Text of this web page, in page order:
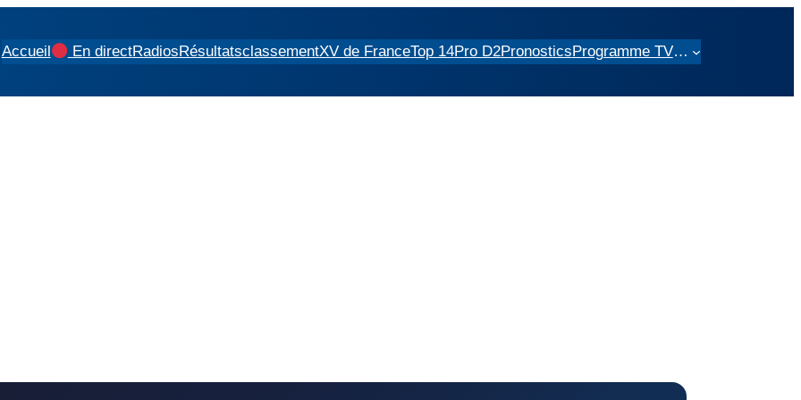
Accueil En directRadiosRésultatsclassementXV de FranceTop 14Pro D2PronosticsProgramme TV…